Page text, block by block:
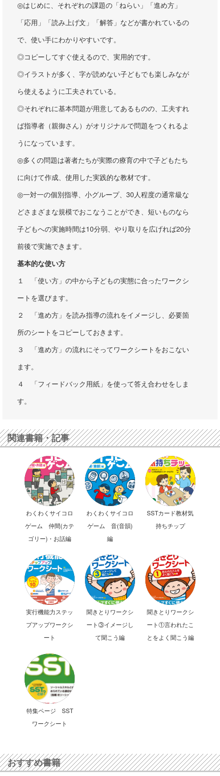
◎はじめに、それぞれの課題の「ねらい」「進め方」
「応用」「読み上げ文」「解答」などが書かれているの
で、使い手にわかりやすいです。
◎コピーしてすぐ使えるので、実用的です。
◎イラストが多く、字が読めない子どもでも楽しみなが
ら使えるように工夫されている。
◎それぞれに基本問題が用意してあるものの、工夫すれ
ば指導者（親御さん）がオリジナルで問題をつくれるよ
うになっています。
◎多くの問題は著者たちが実際の療育の中で子どもたち
に向けて作成、使用した実践的な教材です。
◎一対一の個別指導、小グループ、30人程度の通常級な
どさまざまな規模でおこなうことができ、短いものなら
子どもへの実施時間は10分弱、やり取りを広げれば20分
前後で実施できます。
基本的な使い方
１ 「使い方」の中から子どもの実態に合ったワークシ
ートを選びます。
２ 「進め方」を読み指導の流れをイメージし、必要箇
所のシートをコピーしておきます。
３ 「進め方」の流れにそってワークシートをおこない
ます。
４ 「フィードバック用紙」を使って答え合わせをしま
す。
関連書籍・記事
わくわくサイコロ
ゲーム 仲間(カテ
ゴリー)・お話編
わくわくサイコロ
ゲーム 音(音韻)
編
SSTカード教材気
持ちチップ
実行機能力ステッ
プアップワークシ
ート
聞きとりワークシ
ート③イメージし
て聞こう編
聞きとりワークシ
ート①言われたこ
とをよく聞こう編
特集ページ SST
ワークシート
おすすめ書籍